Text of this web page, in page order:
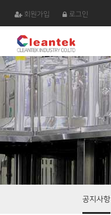
회원가입 로그인
공지사항